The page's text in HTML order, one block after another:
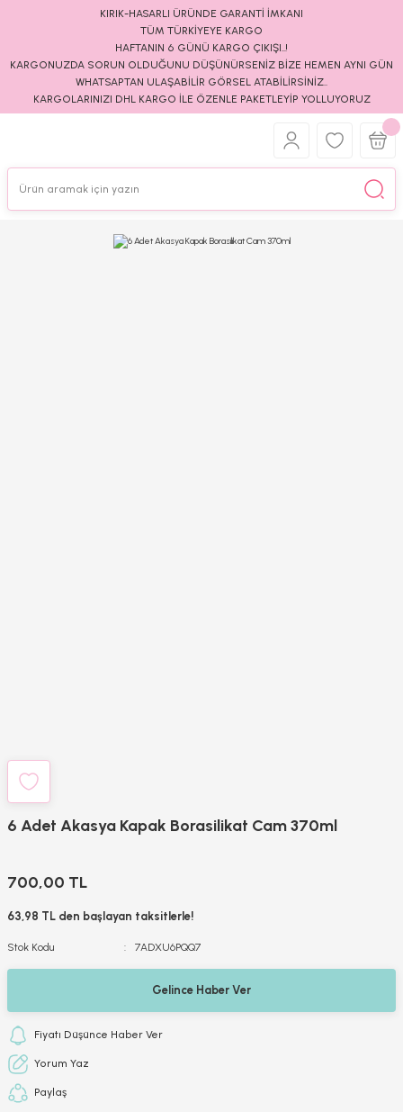
KIRIK-HASARLI ÜRÜNDE GARANTİ İMKANI
TÜM TÜRKİYEYE KARGO
HAFTANIN 6 GÜNÜ KARGO ÇIKIŞI..!
KARGONUZDA SORUN OLDUĞUNU DÜŞÜNÜRSENİZ BİZE HEMEN AYNI GÜN
WHATSAPTAN ULAŞABİLİR GÖRSEL ATABİLİRSİNİZ..
KARGOLARINIZI DHL KARGO İLE ÖZENLE PAKETLEYİP YOLLUYORUZ
6 Adet Akasya Kapak Borasilikat Cam 370ml
700,00 TL
63,98 TL den başlayan taksitlerle!
Stok Kodu 7ADXU6PQQ7
Gelince Haber Ver
Fiyatı Düşünce Haber Ver
Yorum Yaz
Paylaş